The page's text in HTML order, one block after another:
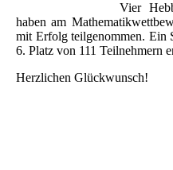
Vier
haben am
mit Erfolg teilgenommen. Ein
6. Platz von 111 Teilnehmern
Herzlichen Glückwunsch!